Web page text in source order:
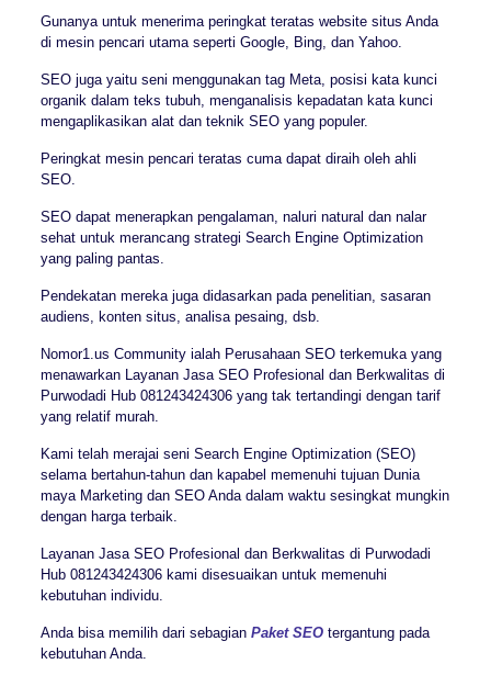
Gunanya untuk menerima peringkat teratas website situs Anda
di mesin pencari utama seperti Google, Bing, dan Yahoo.
SEO juga yaitu seni menggunakan tag Meta, posisi kata kunci
organik dalam teks tubuh, menganalisis kepadatan kata kunci
mengaplikasikan alat dan teknik SEO yang populer.
Peringkat mesin pencari teratas cuma dapat diraih oleh ahli
SEO.
SEO dapat menerapkan pengalaman, naluri natural dan nalar
sehat untuk merancang strategi Search Engine Optimization
yang paling pantas.
Pendekatan mereka juga didasarkan pada penelitian, sasaran
audiens, konten situs, analisa pesaing, dsb.
Nomor1.us Community ialah Perusahaan SEO terkemuka yang
menawarkan Layanan Jasa SEO Profesional dan Berkwalitas di
Purwodadi Hub 081243424306 yang tak tertandingi dengan tarif
yang relatif murah.
Kami telah merajai seni Search Engine Optimization (SEO)
selama bertahun-tahun dan kapabel memenuhi tujuan Dunia
maya Marketing dan SEO Anda dalam waktu sesingkat mungkin
dengan harga terbaik.
Layanan Jasa SEO Profesional dan Berkwalitas di Purwodadi
Hub 081243424306 kami disesuaikan untuk memenuhi
kebutuhan individu.
Anda bisa memilih dari sebagian Paket SEOtergantung pada
kebutuhan Anda.